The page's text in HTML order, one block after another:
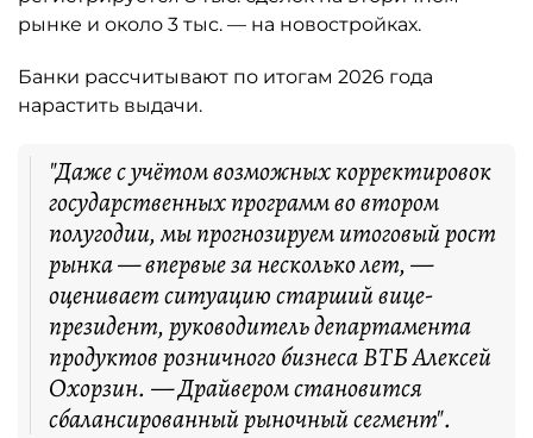
рынке и около 3 тыс. — на новостройках.
Банки рассчитывают по итогам 2026 года
нарастить выдачи.
"Даже с учётом возможных корректировок
государственных программ во втором
полугодии, мы прогнозируем итоговый рост
рынка — впервые за несколько лет, —
оценивает ситуацию старший вице-
президент, руководитель департамента
продуктов розничного бизнеса ВТБ Алексей
Охорзин. — Драйвером становится
сбалансированный рыночный сегмент".